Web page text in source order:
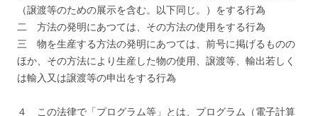
（譲渡等のための展示を含む。以下同じ。）をする行為
二 方法の発明にあつては、その方法の使用をする行為
三 物を生産する方法の発明にあつては、前号に掲げるものの
ほか、その方法により生産した物の使用、譲渡等、輸出若しく
は輸入又は譲渡等の申出をする行為
４ この法律で「プログラム等」とは、プログラム（電子計算